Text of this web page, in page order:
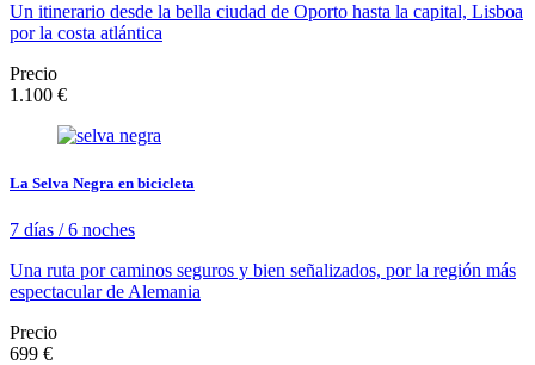
Un itinerario desde la bella ciudad de Oporto hasta la capital, Lisboa
por la costa atlántica
Precio
1.100 €
La Selva Negra en bicicleta
7 días / 6 noches
Una ruta por caminos seguros y bien señalizados, por la región más
espectacular de Alemania
Precio
699 €